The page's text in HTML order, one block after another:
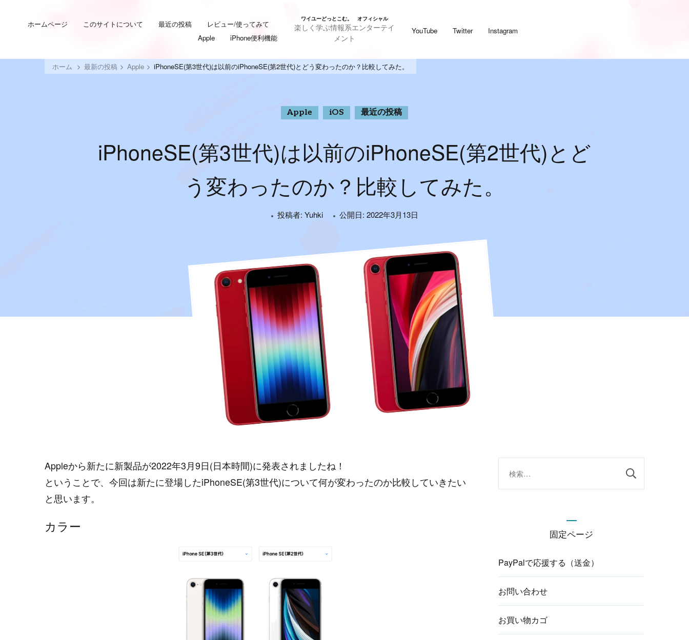
ホームページ このサイトについて 最近の投稿
レビュー/使ってみて
Apple
iPhone便利機能
YouTube Twitter Instagram
ワイユーどっとこむ。 オフィシャル
楽しく学ぶ情報系エンターテイ
メント
ホーム 最新の投稿 Apple iPhoneSE(第3世代)は以前のiPhoneSE(第2世代)とどう変わったのか？比較してみた。
Apple iOS 最近の投稿
iPhoneSE(第3世代)は以前のiPhoneSE(第2世代)とど
う変わったのか？比較してみた。
投稿者: Yuhki 公開日: 2022年3月13日
Appleから新たに新製品が2022年3月9日(日本時間)に発表されましたね！
ということで、今回は新たに登場したiPhoneSE(第3世代)について何が変わったのか比較していきたい
と思います。
カラー 固定ページ
PayPalで応援する（送金）
お問い合わせ
お買い物カゴ